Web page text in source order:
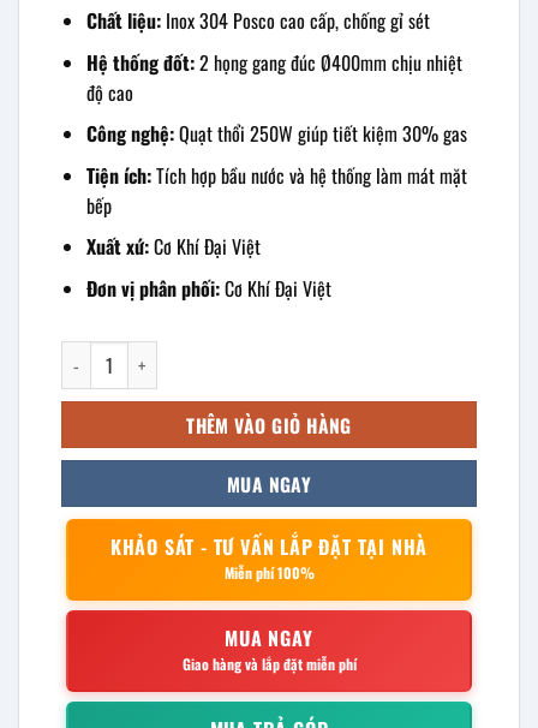
Chất liệu:Inox 304 Posco cao cấp, chống gỉ sét
Hệ thống đốt:2 họng gang đúc Ø400mm chịu nhiệt
độ cao
Công nghệ:Quạt thổi 250W giúp tiết kiệm 30% gas
Tiện ích:Tích hợp bầu nước và hệ thống làm mát mặt
bếp
Xuất xứ:Cơ Khí Đại Việt
Đơn vị phân phối:Cơ Khí Đại Việt
Bếp á 2 họng gang có bầu nước 1m5 số lượng
THÊM VÀO GIỎ HÀNG
MUA NGAY
KHẢO SÁT - TƯ VẤN LẮP ĐẶT TẠI NHÀ
Miễn phí 100%
MUA NGAY
Giao hàng và lắp đặt miễn phí